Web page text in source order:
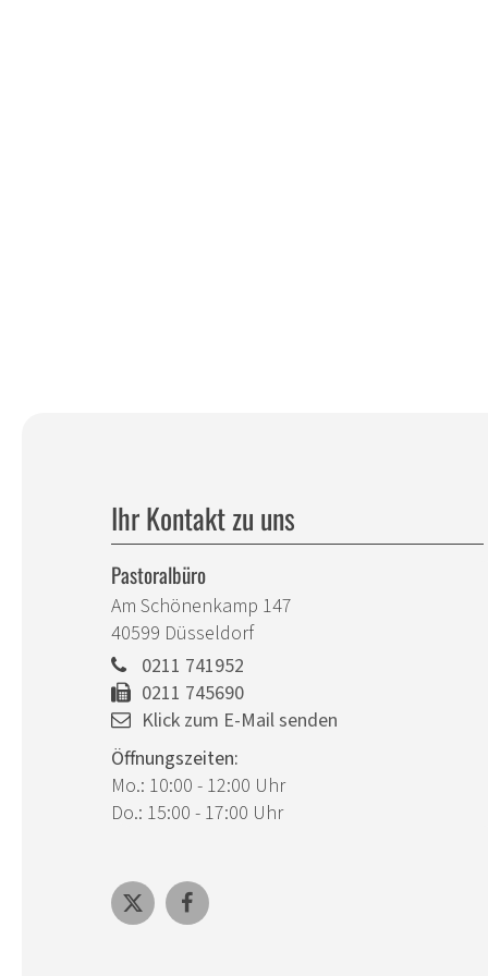
Ihr Kontakt zu uns
Pastoralbüro
Am Schönenkamp 147
40599 Düsseldorf
0211 741952
0211 745690
Klick zum E-Mail senden
Öffnungszeiten:
Mo.: 10:00 - 12:00 Uhr
Do.: 15:00 - 17:00 Uhr